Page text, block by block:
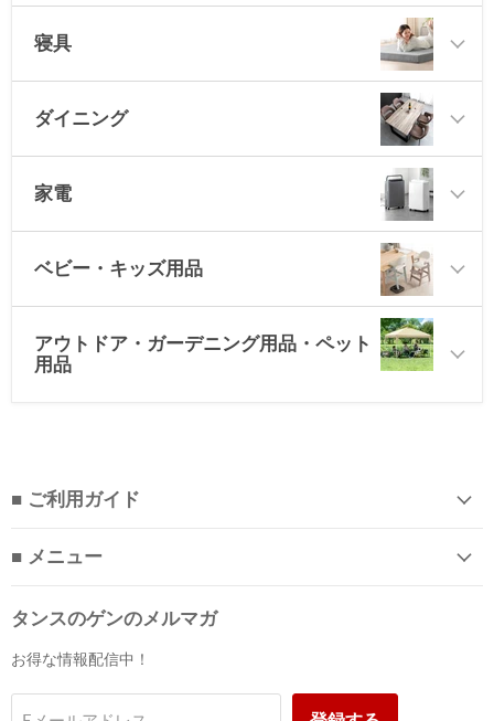
寝具
ダイニング
家電
ベビー・キッズ用品
アウトドア・ガーデニング用品・ペット
用品
■ ご利用ガイド
■ メニュー
タンスのゲンのメルマガ
お得な情報配信中！